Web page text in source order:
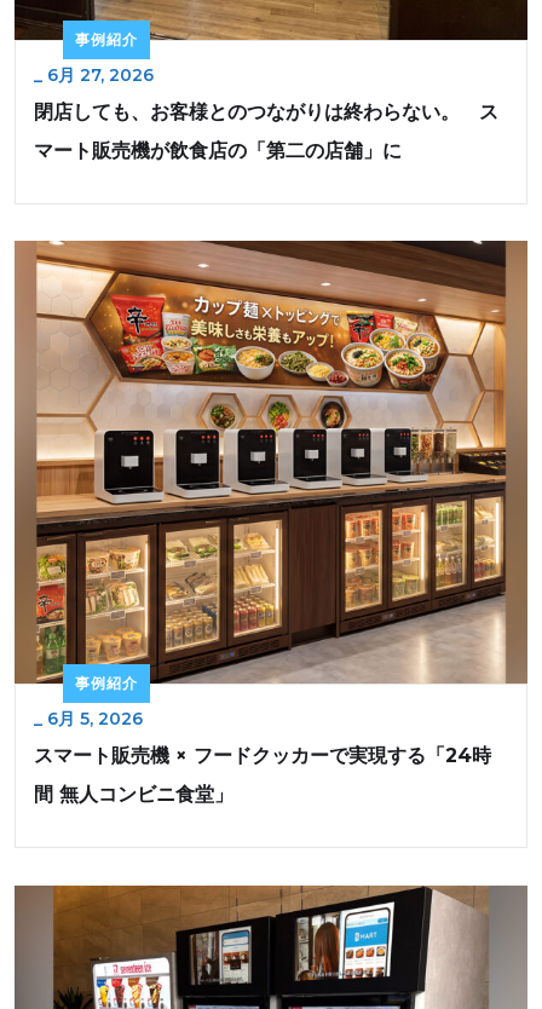
事例紹介
_ 6月 27, 2026
閉店しても、お客様とのつながりは終わらない。 ス
マート販売機が飲食店の「第二の店舗」に
事例紹介
_ 6月 5, 2026
スマート販売機 × フードクッカーで実現する「24時
間 無人コンビニ食堂」